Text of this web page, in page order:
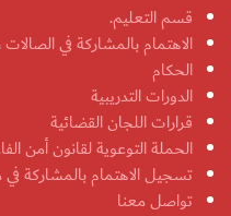
قسم التعليم.
الاهتمام بالمشاركة في
الحكام
الدورات التدريبية
قرارات اللجان القضائية
الحملة التوعوية لقانون أمن
تسجيل الاهتمام بالمشاركة
تواصل معنا